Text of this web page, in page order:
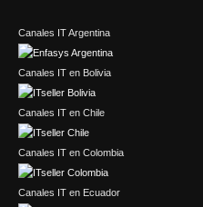
Canales IT Argentina
Canales IT en Bolivia
Canales IT en Chile
Canales IT en Colombia
Canales IT en Ecuador